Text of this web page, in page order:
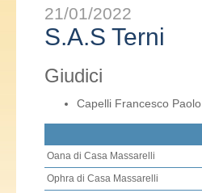
21/01/2022
S.A.S Terni
Giudici
Capelli Francesco Paolo
Oana di Casa Massarelli
Ophra di Casa Massarelli